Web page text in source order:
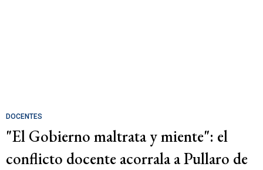
DOCENTES
"El Gobierno maltrata y miente": el
conflicto docente acorrala a Pullaro de